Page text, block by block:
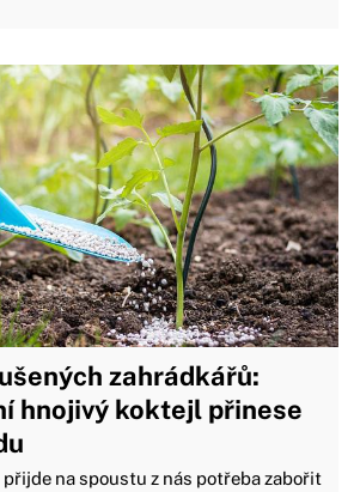
zahrádkářů:
hnojivý koktejl přinese
přijde na spoustu z nás potřeba zabořit